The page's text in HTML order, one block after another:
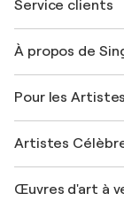
Service clients
Expédition
Offrir une carte
Rejoignez notre
Mon compte
+33 1 76 44 06
À propos de
FAQ
Magazine
Emplois
Découvrez une
Pour les Artistes
Se connecter
Artistes
Marc Chagall
Œuvres d'art à